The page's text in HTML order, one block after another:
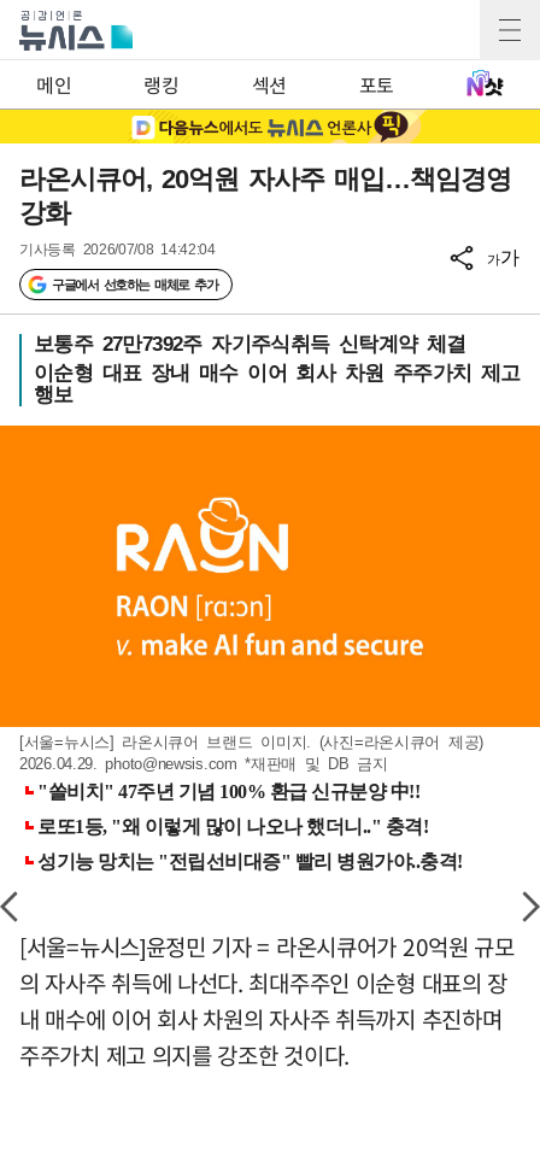
메인 랭킹 섹션 포토
라온시큐어, 20억원 자사주 매입…책임경영
강화
기사등록 2026/07/08 14:42:04
구글에서 선호하는 매체로 추가
가가
보통주 27만7392주 자기주식취득 신탁계약 체결
이순형 대표 장내 매수 이어 회사 차원 주주가치 제고
행보
[서울=뉴시스] 라온시큐어 브랜드 이미지. (사진=라온시큐어 제공)
2026.04.29.photo@newsis.com *재판매 및 DB 금지
[서울=뉴시스]윤정민 기자 = 라온시큐어가 20억원 규모
의 자사주 취득에 나선다. 최대주주인 이순형 대표의 장
내 매수에 이어 회사 차원의 자사주 취득까지 추진하며
주주가치 제고 의지를 강조한 것이다.